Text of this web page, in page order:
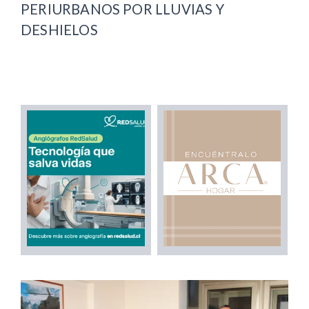
PERIURBANOS POR LLUVIAS Y
DESHIELOS